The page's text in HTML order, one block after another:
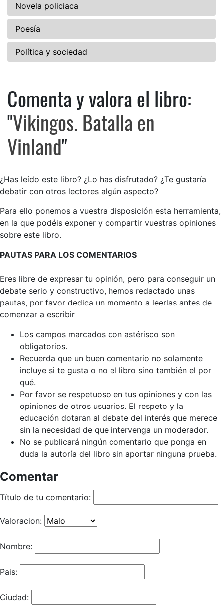
Novela policiaca
Poesía
Política y sociedad
Comenta y valora el libro:
Comenta y valora el libro:
"Vikingos. Batalla en
Vinland"
¿Has leído este libro? ¿Lo has disfrutado? ¿Te gustaría
debatir con otros lectores algún aspecto?
Para ello ponemos a vuestra disposición esta herramienta,
en la que podéis exponer y compartir vuestras opiniones
sobre este libro.
PAUTAS PARA LOS COMENTARIOS
Eres libre de expresar tu opinión, pero para conseguir un
debate serio y constructivo, hemos redactado unas
pautas, por favor dedica un momento a leerlas antes de
comenzar a escribir
Los campos marcados con astérisco son
obligatorios.
Recuerda que un buen comentario no solamente
incluye si te gusta o no el libro sino también el por
qué.
Por favor se respetuoso en tus opiniones y con las
opiniones de otros usuarios. El respeto y la
educación dotaran al debate del interés que merece
sin la necesidad de que intervenga un moderador.
No se publicará ningún comentario que ponga en
duda la autoría del libro sin aportar ninguna prueba.
Comentar
Título de tu comentario:
Valoracion:
Nombre:
Pais:
Ciudad: